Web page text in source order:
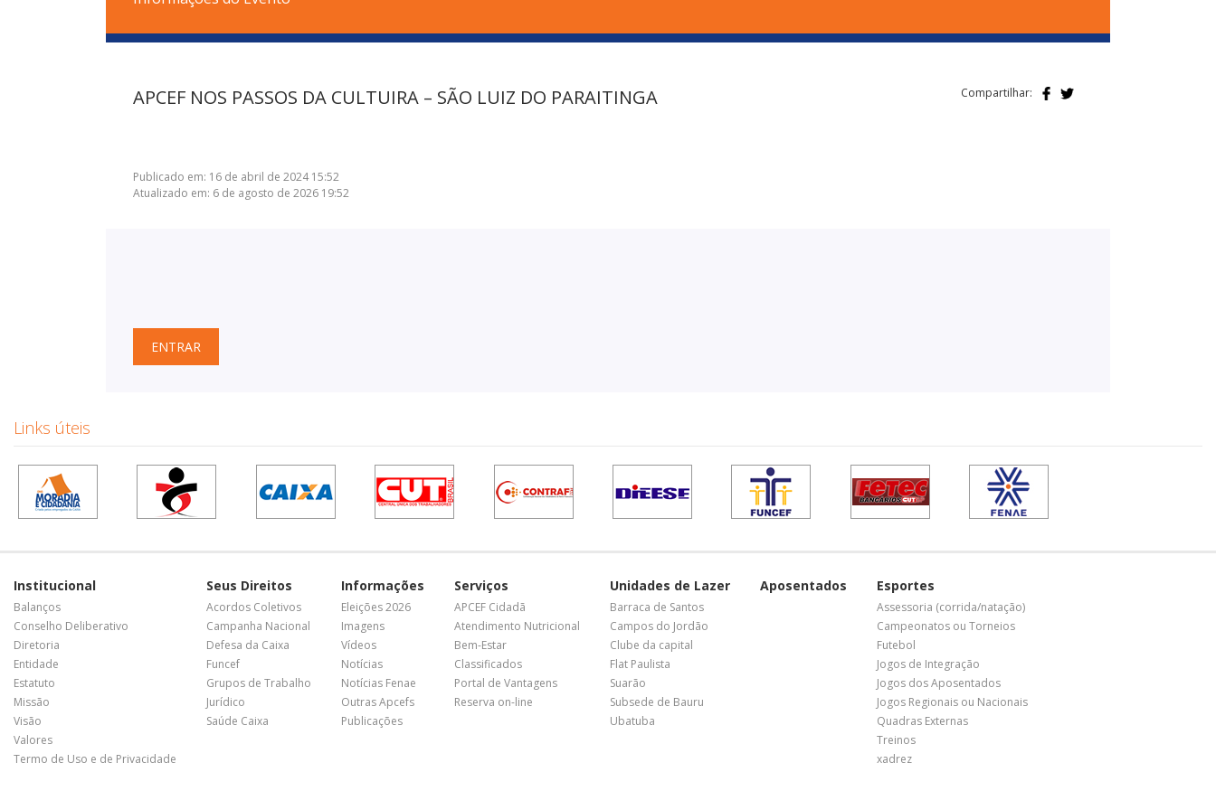
APCEF/SP
APCEF NOS PASSOS DA CULTUIRA – SÃO LUIZ DO PARAITINGA Compartilhar:
Publicado em: 16 de abril de 2024 15:52
Atualizado em: 6 de agosto de 2026 19:52
ENTRAR
Links úteis
Institucional
Balanços
Conselho Deliberativo
Diretoria
Entidade
Estatuto
Missão
Visão
Valores
Termo de Uso e de Privacidade
Seus Direitos
Acordos Coletivos
Campanha Nacional
Defesa da Caixa
Funcef
Grupos de Trabalho
Jurídico
Saúde Caixa
Informações
Eleições 2026
Imagens
Vídeos
Notícias
Notícias Fenae
Outras Apcefs
Publicações
Serviços
APCEF Cidadã
Atendimento Nutricional
Bem-Estar
Classificados
Portal de Vantagens
Reserva on-line
Unidades de Lazer
Barraca de Santos
Campos do Jordão
Clube da capital
Flat Paulista
Suarão
Subsede de Bauru
Ubatuba
Aposentados Esportes
Assessoria (corrida/natação)
Campeonatos ou Torneios
Futebol
Jogos de Integração
Jogos dos Aposentados
Jogos Regionais ou Nacionais
Quadras Externas
Treinos
xadrez